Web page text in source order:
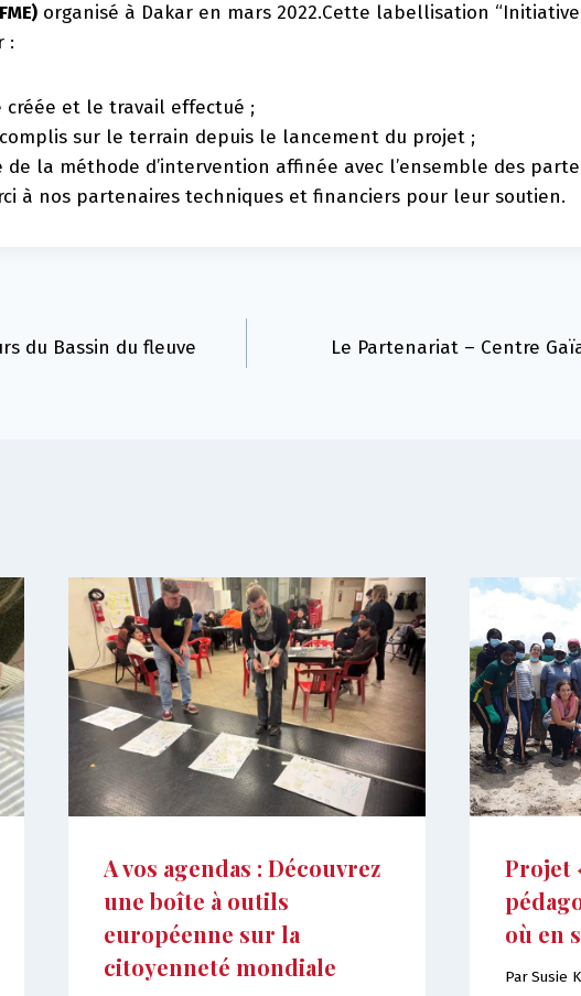
organisé à Dakar en mars 2022.Cette labellisation
:
créée et le travail effectué ;
sur le terrain depuis le lancement du projet ;
la méthode d’intervention affinée avec l’ensemble des
à nos partenaires techniques et financiers pour leur soutien.
du Bassin du fleuve
Le Partenariat – Centre
A vos agendas : Découvrez
une boîte à outils
européenne sur la
citoyenneté mondiale
Projet
où en
Par Susie